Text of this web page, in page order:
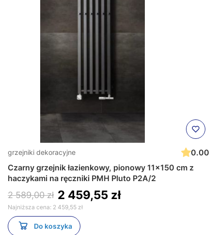
grzejniki dekoracyjne
0.00
Czarny grzejnik łazienkowy, pionowy 11x150 cm z
haczykami na ręczniki PMH Pluto P2A/2
2 589,00 zł 2 459,55 zł
Najniższa cena: 2 459,55 zł
Do koszyka